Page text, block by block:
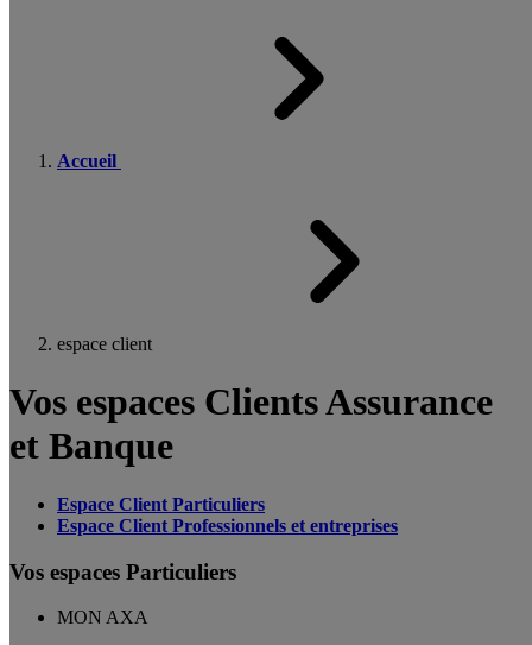
Accueil
espace client
Vos espaces Clients Assurance
et Banque
Espace Client Particuliers
Espace Client Professionnels et entreprises
Vos espaces Particuliers
MON AXA